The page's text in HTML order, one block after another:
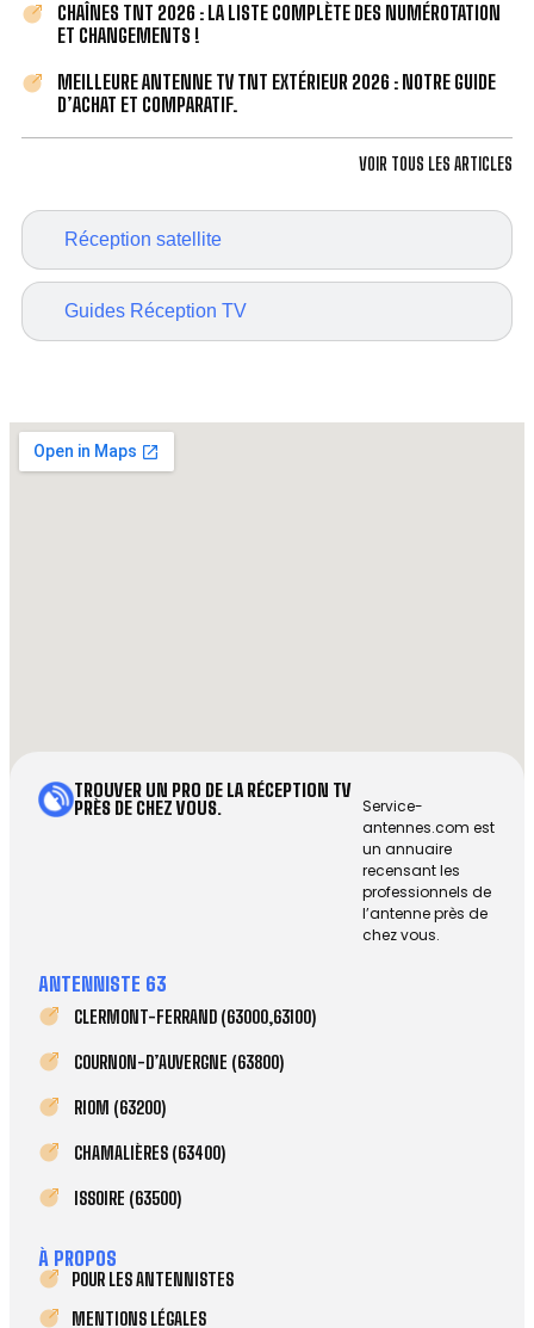
Réception satellite
Guides Réception TV
CHAÎNES TNT 2026 : LA LISTE COMPLÈTE DES NUMÉROTATION
ET CHANGEMENTS !
MEILLEURE ANTENNE TV TNT EXTÉRIEUR 2026 : NOTRE GUIDE
D’ACHAT ET COMPARATIF.
VOIR TOUS LES ARTICLES
TROUVER UN PRO DE LA RÉCEPTION TV
PRÈS DE CHEZ VOUS.
Service-
antennes.com est
un annuaire
recensant les
professionnels de
l’antenne près de
chez vous.
ANTENNISTE 63
CLERMONT-FERRAND (63000,63100)
COURNON-D’AUVERGNE (63800)
RIOM (63200)
CHAMALIÈRES (63400)
ISSOIRE (63500)
À PROPOS
POUR LES ANTENNISTES
MENTIONS LÉGALES